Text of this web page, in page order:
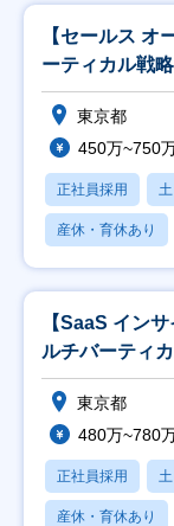
【セールス オ
ーティカル戦
東京都
450万~750
正社員採用
産休・育休あり
【SaaS イン
ルチバーティ
東京都
480万~780
正社員採用
産休・育休あり